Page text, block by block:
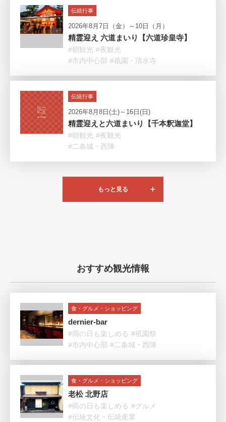
伝統行事
2026年8月7日（金）～10日（月）
精霊迎え 六道まいり【六道珍皇寺】
#朝観光 #夜観光
#市内中心部 #祇園・清水寺
伝統行事
2026年8月8日(土)～16日(日)
精霊迎えと六道まいり【千本釈迦堂】
#朝観光 #夜観光
#二条城・西陣
もっと見る
おすすめ観光情報
食・グルメ・ショッピング
dernier-bar
#雨の日も楽しめる #祇園祭
#市内中心部 #二条城・西陣
食・グルメ・ショッピング
老松 北野店
#雨の日も楽しめる #グルメ
#伝統文化・伝統産業